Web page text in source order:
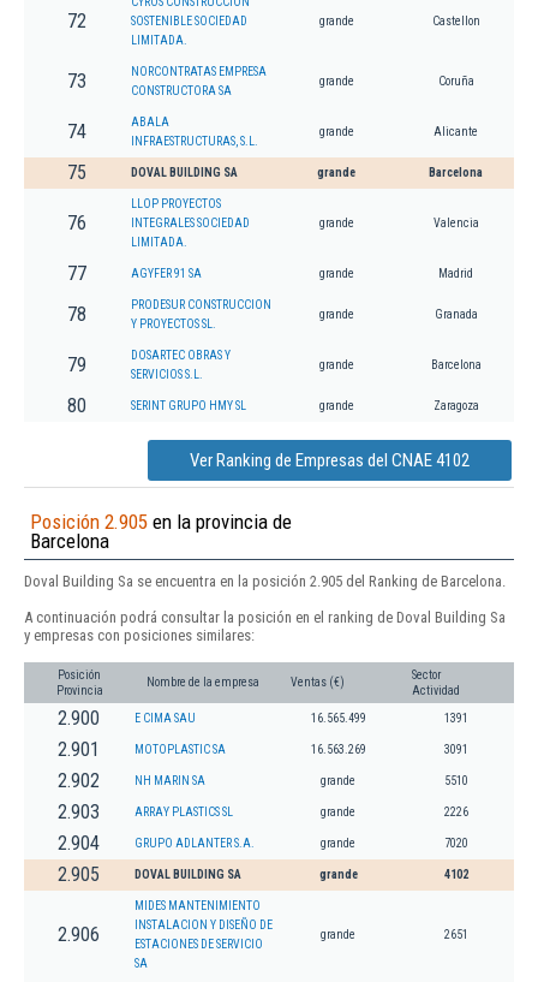
72
SOSTENIBLE SOCIEDAD
LIMITADA.
grande Castellon
73
NORCONTRATAS EMPRESA
CONSTRUCTORA SA
grande Coruña
74
ABALA
INFRAESTRUCTURAS, S.L.
grande Alicante
75 DOVAL BUILDING SA grande Barcelona
76
LLOP PROYECTOS
INTEGRALES SOCIEDAD
LIMITADA.
grande Valencia
77 AGYFER 91 SA grande Madrid
78
PRODESUR CONSTRUCCION
Y PROYECTOS SL.
grande Granada
79
DOSARTEC OBRAS Y
SERVICIOS S.L.
grande Barcelona
80 SERINT GRUPO HMY SL grande Zaragoza
Ver Ranking de Empresas del CNAE 4102
Posición 2.905 en la provincia de
Barcelona
Doval Building Sa se encuentra en la posición 2.905 del Ranking de Barcelona.
A continuación podrá consultar la posición en el ranking de Doval Building Sa
y empresas con posiciones similares:
Posición
Provincia
Nombre de la empresa Ventas (€)
Sector
Actividad
2.900 E CIMA SAU 16.565.499 1391
2.901 MOTOPLASTIC SA 16.563.269 3091
2.902 NH MARIN SA grande 5510
2.903 ARRAY PLASTICS SL grande 2226
2.904 GRUPO ADLANTER S.A. grande 7020
2.905 DOVAL BUILDING SA grande 4102
2.906
MIDES MANTENIMIENTO
INSTALACION Y DISEÑO DE
ESTACIONES DE SERVICIO
SA
grande 2651